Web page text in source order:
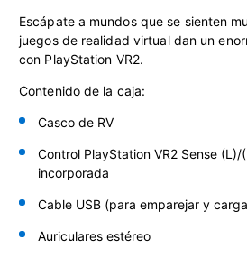
Escápate a mundos que se sienten
juegos de realidad virtual dan un
con PlayStation VR2.
Contenido de la caja:
Casco de RV
Control PlayStation VR2 Sense (L)/
incorporada
Cable USB (para emparejar y
Auriculares estéreo